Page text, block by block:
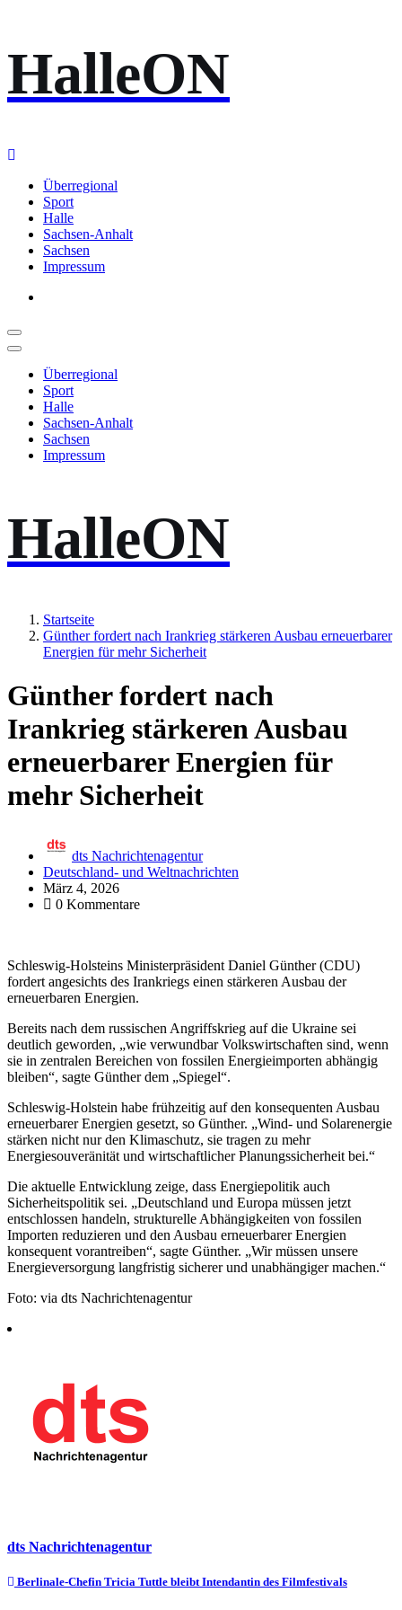
Inhalt
springen
HalleON
Überregional
Sport
Halle
Sachsen-Anhalt
Sachsen
Impressum
Überregional
Sport
Halle
Sachsen-Anhalt
Sachsen
Impressum
HalleON
Startseite
Günther fordert nach Irankrieg stärkeren Ausbau erneuerbarer
Energien für mehr Sicherheit
Günther fordert nach
Irankrieg stärkeren Ausbau
erneuerbarer Energien für
mehr Sicherheit
dts Nachrichtenagentur
Deutschland- und Weltnachrichten
März 4, 2026
0 Kommentare
Schleswig-Holsteins Ministerpräsident Daniel Günther (CDU)
fordert angesichts des Irankriegs einen stärkeren Ausbau der
erneuerbaren Energien.
Bereits nach dem russischen Angriffskrieg auf die Ukraine sei
deutlich geworden, „wie verwundbar Volkswirtschaften sind, wenn
sie in zentralen Bereichen von fossilen Energieimporten abhängig
bleiben“, sagte Günther dem „Spiegel“.
Schleswig-Holstein habe frühzeitig auf den konsequenten Ausbau
erneuerbarer Energien gesetzt, so Günther. „Wind- und Solarenergie
stärken nicht nur den Klimaschutz, sie tragen zu mehr
Energiesouveränität und wirtschaftlicher Planungssicherheit bei.“
Die aktuelle Entwicklung zeige, dass Energiepolitik auch
Sicherheitspolitik sei. „Deutschland und Europa müssen jetzt
entschlossen handeln, strukturelle Abhängigkeiten von fossilen
Importen reduzieren und den Ausbau erneuerbarer Energien
konsequent vorantreiben“, sagte Günther. „Wir müssen unsere
Energieversorgung langfristig sicherer und unabhängiger machen.“
Foto: via dts Nachrichtenagentur
dts Nachrichtenagentur
Beitragsnavigation
Berlinale-Chefin Tricia Tuttle bleibt Intendantin des Filmfestivals